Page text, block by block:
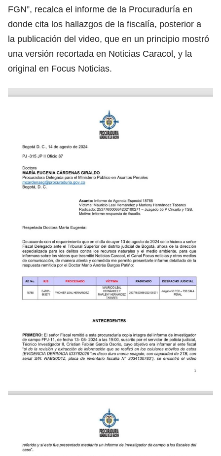
FGN”, recalca el informe de la Procuraduría en
donde cita los hallazgos de la fiscalía, posterior a
la publicación del video, que en un principio mostró
una versión recortada en Noticias Caracol, y la
original en Focus Noticias.